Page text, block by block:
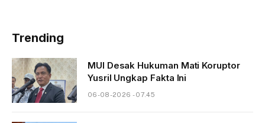
Trending
MUI Desak Hukuman Mati Koruptor
Yusril Ungkap Fakta Ini
06-08-2026 - 07.45